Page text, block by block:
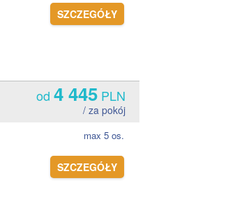
SZCZEGÓŁY
od 4 445 PLN
/ za pokój
max 5 os.
SZCZEGÓŁY